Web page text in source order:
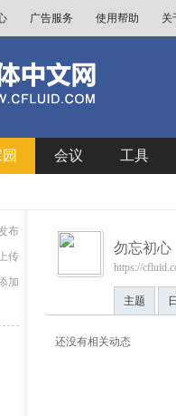
广告服务 使用帮助 关
会议 工具
布
上传
加
勿忘初心
https://
主题
还没有相关动态